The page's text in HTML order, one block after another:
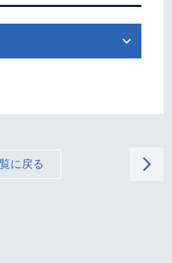
に戻る arrow_forward_ios